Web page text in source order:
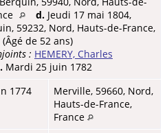
d. Jeudi 17 mai 1804,
59232, Nord, Hauts-de-France,
(Âgé de 52 ans)
: HEMERY, Charles
Mardi 25 juin 1782
1774
Merville, 59660, Nord,
Hauts-de-France,
France